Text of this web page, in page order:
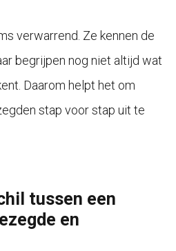
verwarrend. Ze kennen de
begrijpen nog niet altijd wat
Daarom helpt het om
stap voor stap uit te
tussen een
en